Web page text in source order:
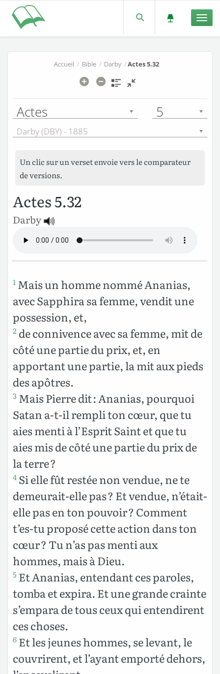
Accueil / Bible / Darby /Actes 5.32
Actes 5
Darby (DBY) - 1885
Un clic sur un verset envoie vers le comparateur
de versions.
Actes 5.32
Darby
1 Mais un homme nommé Ananias,
avec Sapphira sa femme, vendit une
possession, et,
2 de connivence avec sa femme, mit de
côté une partie du prix, et, en
apportant une partie, la mit aux pieds
des apôtres.
3 Mais Pierre dit : Ananias, pourquoi
Satan a-t-il rempli ton cœur, que tu
aies menti à l’Esprit Saint et que tu
aies mis de côté une partie du prix de
la terre ?
4 Si elle fût restée non vendue, ne te
demeurait-elle pas ? Et vendue, n’était-
elle pas en ton pouvoir ? Comment
t’es-tu proposé cette action dans ton
cœur ? Tu n’as pas menti aux
hommes, mais à Dieu.
5 Et Ananias, entendant ces paroles,
tomba et expira. Et une grande crainte
s’empara de tous ceux qui entendirent
ces choses.
6 Et les jeunes hommes, se levant, le
couvrirent, et l’ayant emporté dehors,